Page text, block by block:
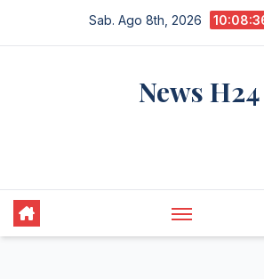
Sab. Ago 8th, 2026
News H24